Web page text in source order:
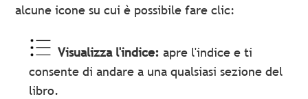
alcune icone su cui è possibile fare clic:
Visualizza l'indice:apre l'indice e ti
consente di andare a una qualsiasi sezione del
libro.